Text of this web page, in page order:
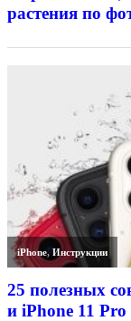
растения по
iPhone,Инструкции
25 полезных
и iPhone 11 Pro